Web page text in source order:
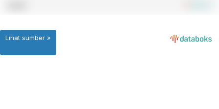
Lihat sumber »